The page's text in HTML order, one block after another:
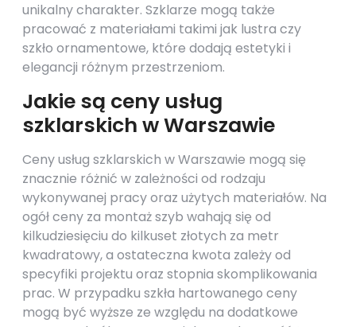
unikalny charakter. Szklarze mogą także
pracować z materiałami takimi jak lustra czy
szkło ornamentowe, które dodają estetyki i
elegancji różnym przestrzeniom.
Jakie są ceny usług
szklarskich w Warszawie
Ceny usług szklarskich w Warszawie mogą się
znacznie różnić w zależności od rodzaju
wykonywanej pracy oraz użytych materiałów. Na
ogół ceny za montaż szyb wahają się od
kilkudziesięciu do kilkuset złotych za metr
kwadratowy, a ostateczna kwota zależy od
specyfiki projektu oraz stopnia skomplikowania
prac. W przypadku szkła hartowanego ceny
mogą być wyższe ze względu na dodatkowe